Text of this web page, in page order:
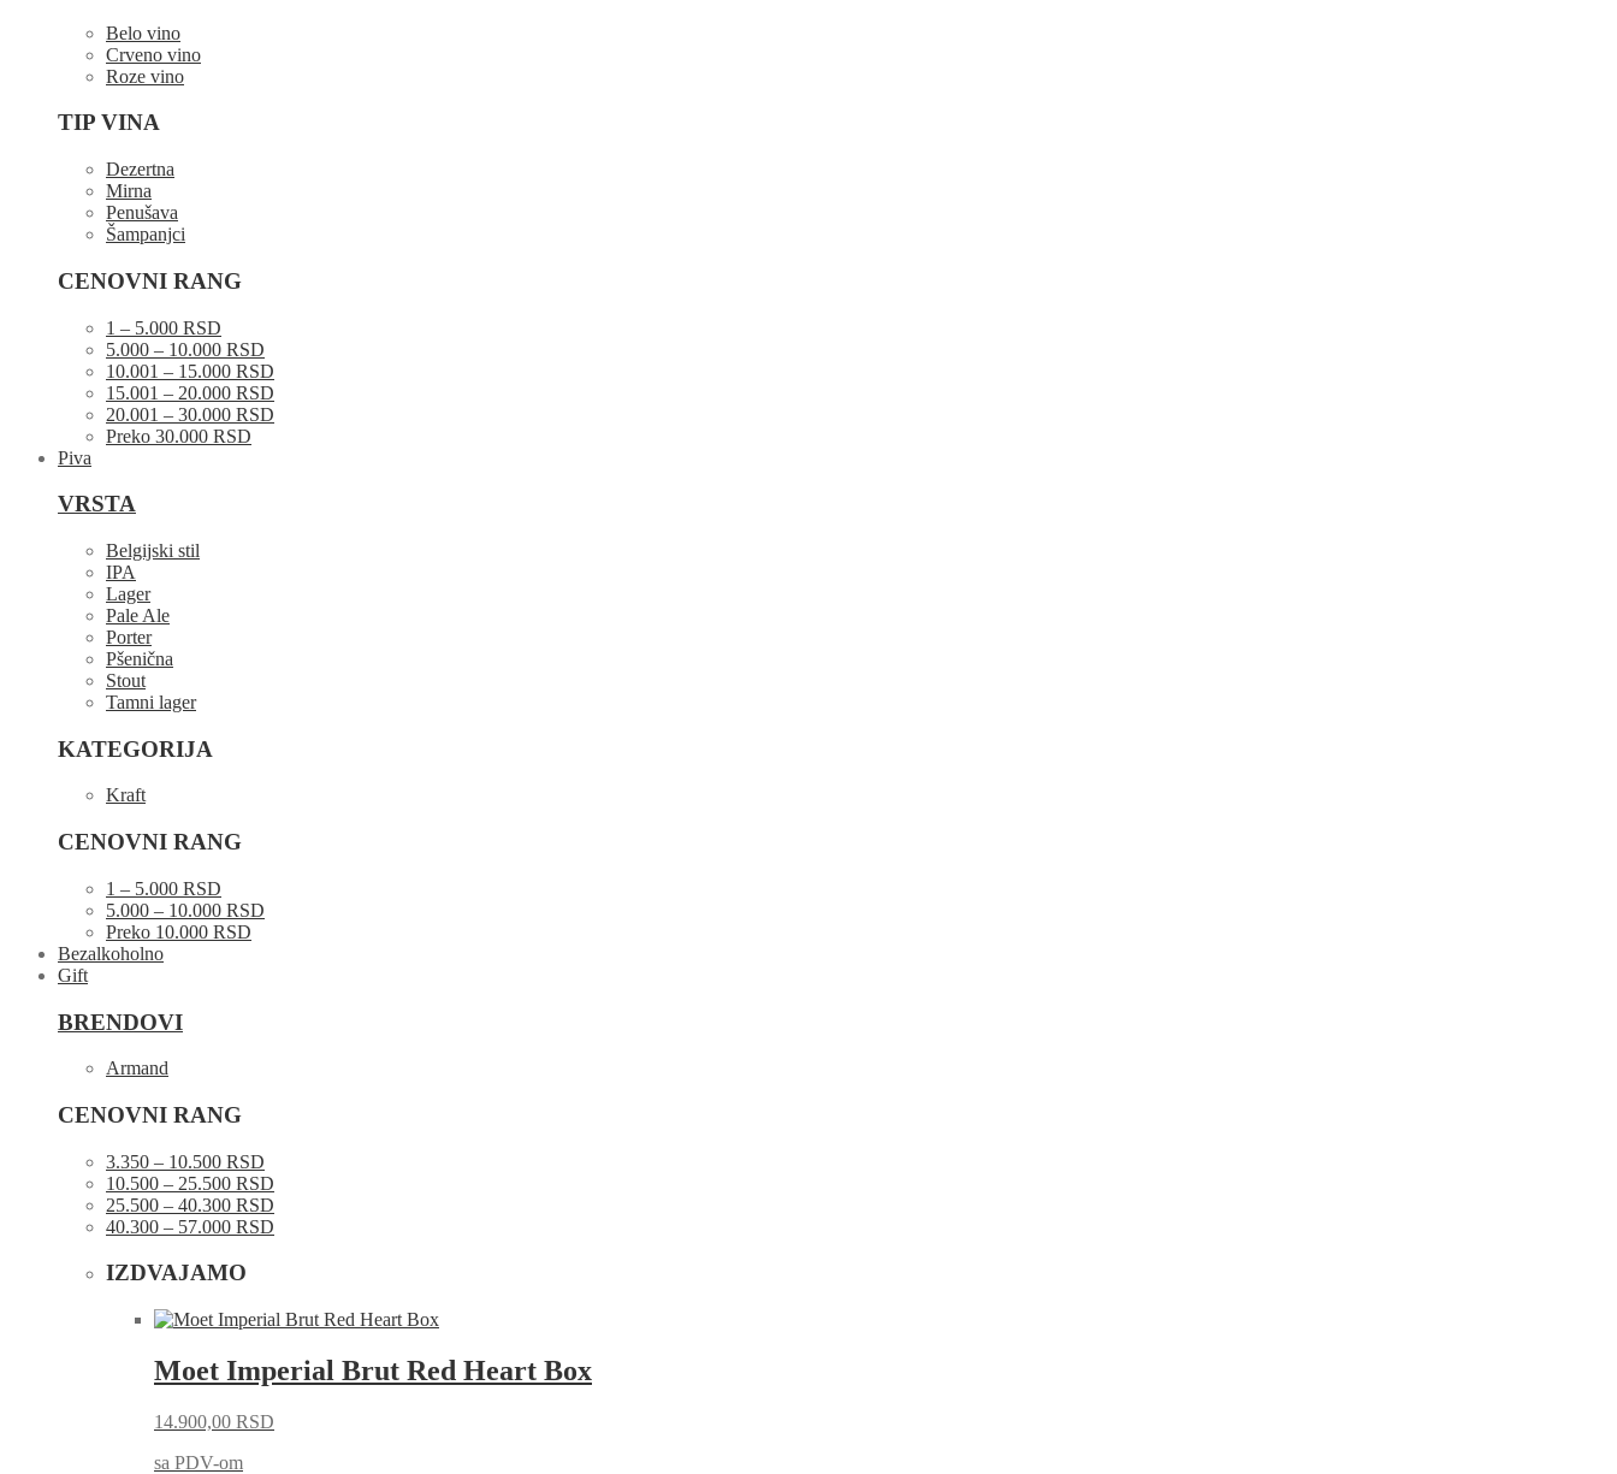
Belo vino
Crveno vino
Roze vino
TIP VINA
Dezertna
Mirna
Penušava
Šampanjci
CENOVNI RANG
1 – 5.000 RSD
5.000 – 10.000 RSD
10.001 – 15.000 RSD
15.001 – 20.000 RSD
20.001 – 30.000 RSD
Preko 30.000 RSD
Piva
VRSTA
Belgijski stil
IPA
Lager
Pale Ale
Porter
Pšenična
Stout
Tamni lager
KATEGORIJA
Kraft
CENOVNI RANG
1 – 5.000 RSD
5.000 – 10.000 RSD
Preko 10.000 RSD
Bezalkoholno
Gift
BRENDOVI
Armand
CENOVNI RANG
3.350 – 10.500 RSD
10.500 – 25.500 RSD
25.500 – 40.300 RSD
40.300 – 57.000 RSD
IZDVAJAMO
Moet Imperial Brut Red Heart Box
14.900,00 RSD
sa PDV-om